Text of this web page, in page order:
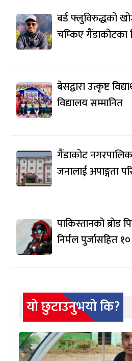
बर्ड फ्लुविरुद्धको
चम्किए
बेसद्वारा उत्कृष्ट
विद्यालय सम्मानित
गैंडाकोट
जनालाई अपाङ्गता
पाकिस्तानको ब्रोड
निर्मल पुर्जासहित
यो छुटाउनुभयो कि?